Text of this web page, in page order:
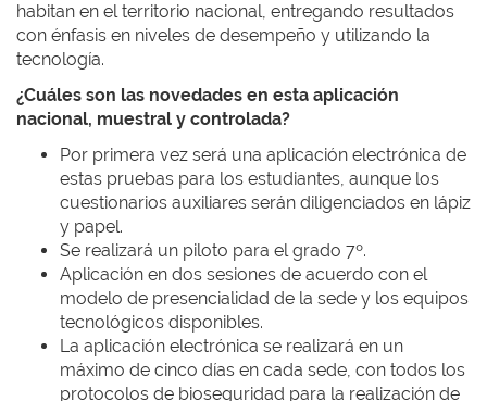
habitan en el territorio nacional, entregando resultados
con énfasis en niveles de desempeño y utilizando la
tecnología.
¿Cuáles son las novedades en esta aplicación
nacional, muestral y controlada?
Por primera vez será una aplicación electrónica de
estas pruebas para los estudiantes, aunque los
cuestionarios auxiliares serán diligenciados en lápiz
y papel.
Se realizará un piloto para el grado 7º.
Aplicación en dos sesiones de acuerdo con el
modelo de presencialidad de la sede y los equipos
tecnológicos disponibles.
La aplicación electrónica se realizará en un
máximo de cinco días en cada sede, con todos los
protocolos de bioseguridad para la realización de